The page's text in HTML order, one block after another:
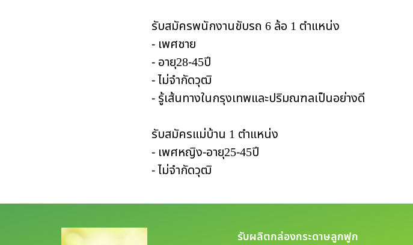
รับสมัครพนักงานขับรถ 6 ล้อ 1 ตำแหน่ง
- เพศชาย
- อายุ28-45ปี
- ไม่จำกัดวุฒิ
- รู้เส้นทางในกรุงเทพและปริมณฑลเป็นอย่างดี
รับสมัครแม่บ้าน 1 ตำแหน่ง
- เพศหญิง-อายุ25-45ปี
- ไม่จำกัดวุฒิ
รับผลิตกล่องกระดาษลูกฟูก